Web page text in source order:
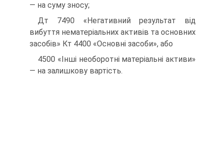
— на суму зносу;
Дт 7490 «Негативний результат від
вибуття нематеріальних активів та основних
засобів» Кт 4400 «Основні засоби», або
4500 «Інші необоротні матеріальні активи»
— на залишкову вартість.